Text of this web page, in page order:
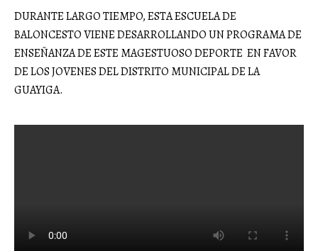
DURANTE LARGO TIEMPO, ESTA ESCUELA DE
BALONCESTO VIENE DESARROLLANDO UN PROGRAMA DE
ENSEÑANZA DE ESTE MAGESTUOSO DEPORTE EN FAVOR
DE LOS JOVENES DEL DISTRITO MUNICIPAL DE LA
GUAYIGA.